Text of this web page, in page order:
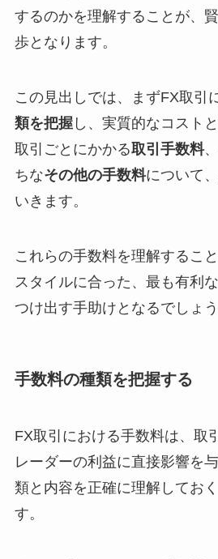
するのかを理解することが、
歩となります。
この見出しでは、まずFX取引
類を把握し、実質的なコスト
取引ごとにかかる取引手数料
ちなその他の手数料について
いきます。
これらの手数料を理解するこ
スタイルに合った、最も有利
つけ出す手助けとなるでしょう
手数料の種類を把握する
FX取引における手数料は、取
レーダーの利益に直接影響を
類と内容を正確に理解してお
す。